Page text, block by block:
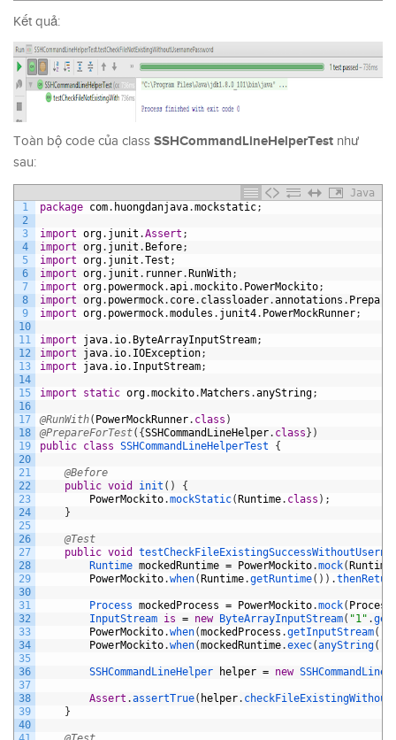
Kết quả:
Toàn bộ code của class SSHCommandLineHelperTest như
sau:
Java
1
2
3
4
5
6
7
8
9
10
11
12
13
14
15
16
17
18
19
20
21
22
23
24
25
26
27
28
29
30
31
32
33
34
35
36
37
38
39
40
package com. huongdanjava.mockstatic;
import org. junit .Assert ;
import org. junit . Before;
import org. junit .Test ;
import org. junit . runner.RunWith;
import org. powermock.api .mockito. PowerMockito;
import org. powermock. core. classloader.annotations .
import org. powermock.modules . junit4. PowerMockRunner;
import java. io. ByteArrayInputStream;
import
java. io. IOException;
import
java. io. InputStream;
import static org.mockito.Matchers .anyString;
@RunWith( PowerMockRunner. class )
@PrepareForTest( {SSHCommandLineHelper. class} )
public class SSHCommandLineHelperTest {
@Before
public void init ( )
{
PowerMockito.mockStatic(Runtime. class ) ;
}
@Test
public void
Runtime mockedRuntime = PowerMockito.mock(Runtime
PowerMockito.when(Runtime.getRuntime( ) ) .
Process mockedProcess = PowerMockito.mock( Process
InputStream is = new ByteArrayInputStream( "1" .
PowerMockito.when(mockedProcess .getInputStream(
PowerMockito.when(mockedRuntime.exec(anyString(
SSHCommandLineHelper helper = new
Assert .assertTrue( helper.
}